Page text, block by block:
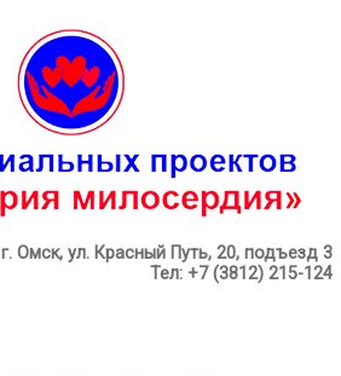
г. Омск, ул. Красный Путь, 20, подъезд 3
Тел: +7 (3812) 215-124